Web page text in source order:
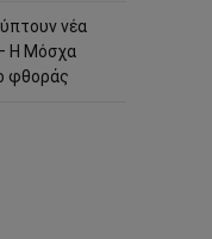
νέα
Η Μόσχα
φθοράς